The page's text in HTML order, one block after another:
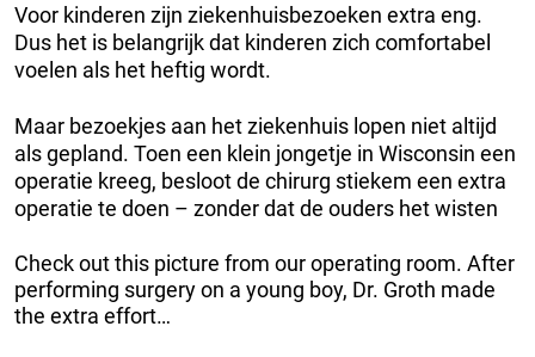
Voor kinderen zijn ziekenhuisbezoeken extra eng.
Dus het is belangrijk dat kinderen zich comfortabel
voelen als het heftig wordt.
Maar bezoekjes aan het ziekenhuis lopen niet altijd
als gepland. Toen een klein jongetje in Wisconsin een
operatie kreeg, besloot de chirurg stiekem een extra
operatie te doen – zonder dat de ouders het wisten
Check out this picture from our operating room. After
performing surgery on a young boy, Dr. Groth made
the extra effort…